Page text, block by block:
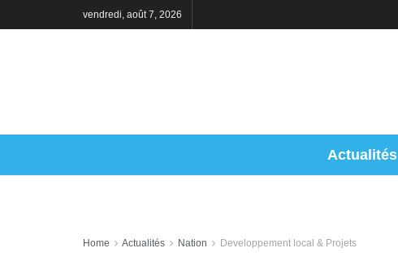
vendredi, août 7, 2026
Actualités
Home Actualités Nation Developpement local & Projets